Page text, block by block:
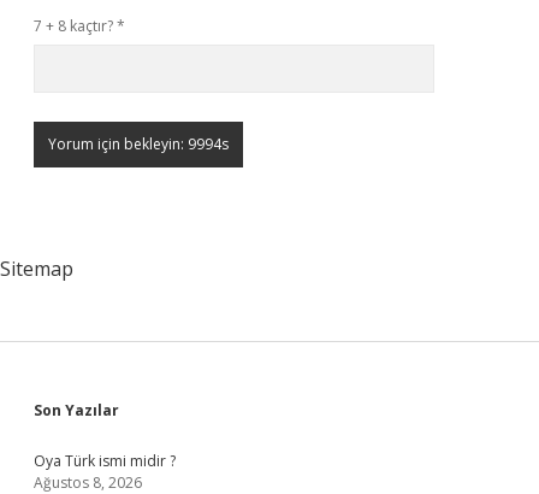
7 + 8 kaçtır?*
Sitemap
Sidebar
Son Yazılar
Oya Türk ismi midir ?
Ağustos 8, 2026